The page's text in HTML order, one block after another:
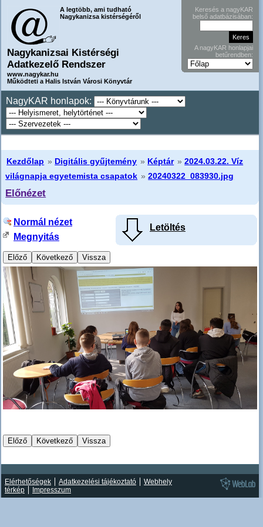
A legtöbb, ami tudható
Nagykanizsa kistérségéről
Nagykanizsai Kistérségi
Adatkezelő Rendszer
www.nagykar.hu
Működteti a Halis István Városi Könyvtár
Keresés a nagyKAR
belső adatbázisában:
A nagyKAR honlapjai
betűrendben:
NagyKAR honlapok:
Kezdőlap » Digitális gyűjtemény » Képtár »2024.03.22. Víz
világnapja egyetemista csapatok »20240322_083930.jpg
Előnézet
Letöltés
Normál nézet
Megnyitás
Elérhetőségek Adatkezelési tájékoztató
Webhely
térkép
Impresszum